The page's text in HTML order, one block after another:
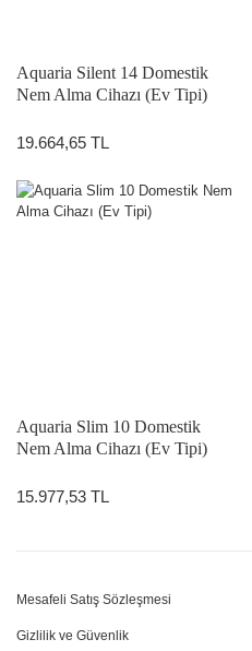
Aquaria Silent 14 Domestik
Nem Alma Cihazı (Ev Tipi)
19.664,65 TL
Aquaria Slim 10 Domestik
Nem Alma Cihazı (Ev Tipi)
15.977,53 TL
Mesafeli Satış Sözleşmesi
Gizlilik ve Güvenlik